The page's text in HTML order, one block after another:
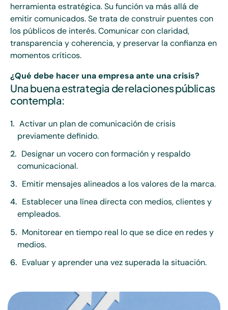
herramienta estratégica. Su función va más allá de
emitir comunicados. Se trata de construir puentes con
los públicos de interés. Comunicar con claridad,
transparencia y coherencia, y preservar la confianza en
momentos críticos.
¿Qué debe hacer una empresa ante una crisis?
Una buena estrategia de relaciones públicas
contempla:
Activar un plan de comunicación de crisis
previamente definido.
Designar un vocero con formación y respaldo
comunicacional.
Emitir mensajes alineados a los valores de la marca.
Establecer una línea directa con medios, clientes y
empleados.
Monitorear en tiempo real lo que se dice en redes y
medios.
Evaluar y aprender una vez superada la situación.